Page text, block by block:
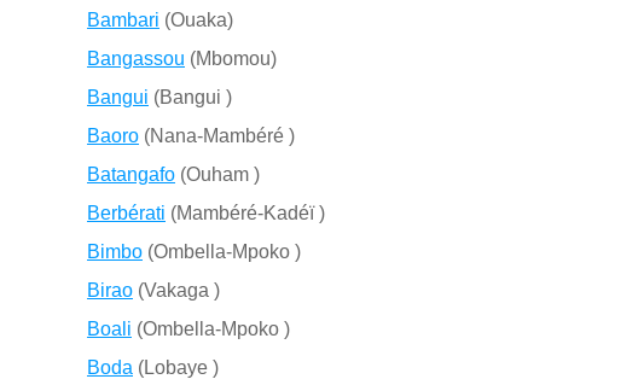
Bambari (Ouaka)
Bangassou (Mbomou)
Bangui (Bangui )
Baoro (Nana-Mambéré )
Batangafo (Ouham )
Berbérati (Mambéré-Kadéï )
Bimbo (Ombella-Mpoko )
Birao (Vakaga )
Boali (Ombella-Mpoko )
Boda (Lobaye )